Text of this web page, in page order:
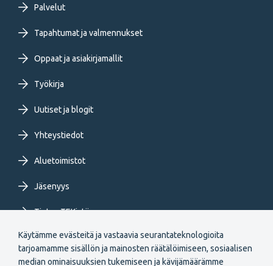
Käytämme evästeitä ja vastaavia seurantateknologioita
tarjoamamme sisällön ja mainosten räätälöimiseen, sosiaalisen
median ominaisuuksien tukemiseen ja kävijämäärämme
Footer
primary
menu
FI
Palvelut
Tapahtumat ja valmennukset
Oppaat ja asiakirjamallit
Työkirja
Uutiset ja blogit
Yhteystiedot
Aluetoimistot
Jäsenyys
Tietoa TEKistä
Extranet